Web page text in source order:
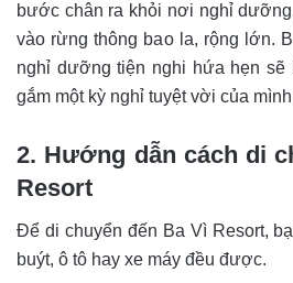
bước chân ra khỏi nơi nghỉ
vào rừng thông bao la, rộng lớn.
nghỉ dưỡng tiện nghi hứa hẹn
gắm một kỳ nghỉ tuyệt vời của
2. Hướng dẫn cách di
Resort
Để di chuyển đến Ba Vì Resort,
buýt, ô tô hay xe máy đều được.